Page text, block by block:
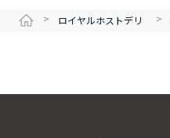
> ロイヤルホストデリ >